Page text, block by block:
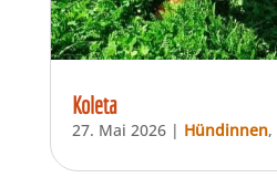
Koleta
27. Mai 2026| Hündinnen,